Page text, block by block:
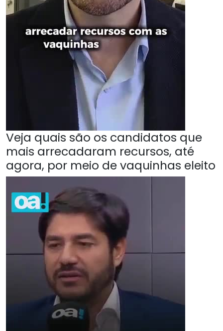
Veja quais são os candidatos que
mais arrecadaram recursos, até
agora, por meio de vaquinhas eleito